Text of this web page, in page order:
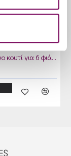
G&G Ξύλινο κουτί για 6 φιάλες